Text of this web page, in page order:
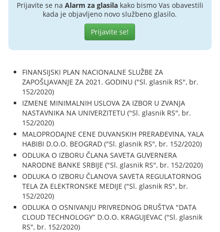
Prijavite se na Alarm za glasilakako bismo Vas obavestili
kada je objavljeno novo službeno glasilo.
Prijavite se!
FINANSIJSKI PLAN NACIONALNE SLUŽBE ZA
ZAPOŠLJAVANJE ZA 2021. GODINU ("Sl. glasnik RS", br.
152/2020)
IZMENE MINIMALNIH USLOVA ZA IZBOR U ZVANJA
NASTAVNIKA NA UNIVERZITETU ("Sl. glasnik RS", br.
152/2020)
MALOPRODAJNE CENE DUVANSKIH PRERAĐEVINA, YALA
HABIBI D.O.O. BEOGRAD ("Sl. glasnik RS", br. 152/2020)
ODLUKA O IZBORU ČLANA SAVETA GUVERNERA
NARODNE BANKE SRBIJE ("Sl. glasnik RS", br. 152/2020)
ODLUKA O IZBORU ČLANOVA SAVETA REGULATORNOG
TELA ZA ELEKTRONSKE MEDIJE ("Sl. glasnik RS", br.
152/2020)
ODLUKA O OSNIVANJU PRIVREDNOG DRUŠTVA "DATA
CLOUD TECHNOLOGYˮ D.O.O. KRAGUJEVAC ("Sl. glasnik
RS", br. 152/2020)